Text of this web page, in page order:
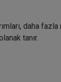
daha fazla
tanır.